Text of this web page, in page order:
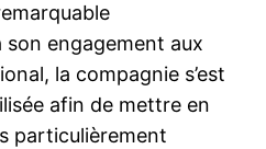
son engagement aux
la compagnie s’est
afin de mettre en
particulièrement